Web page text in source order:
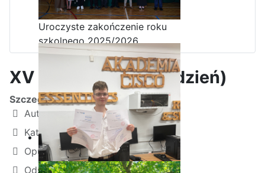
Uroczyste zakończenie roku
szkolnego 2025/2026
XV seria zadań (grudzień)
Szczegóły
Autor:
Kamil Krosta
Kategoria:Liga Logiczna
Opublikowano: 19 grudzień 2024
Odsłon: 1642